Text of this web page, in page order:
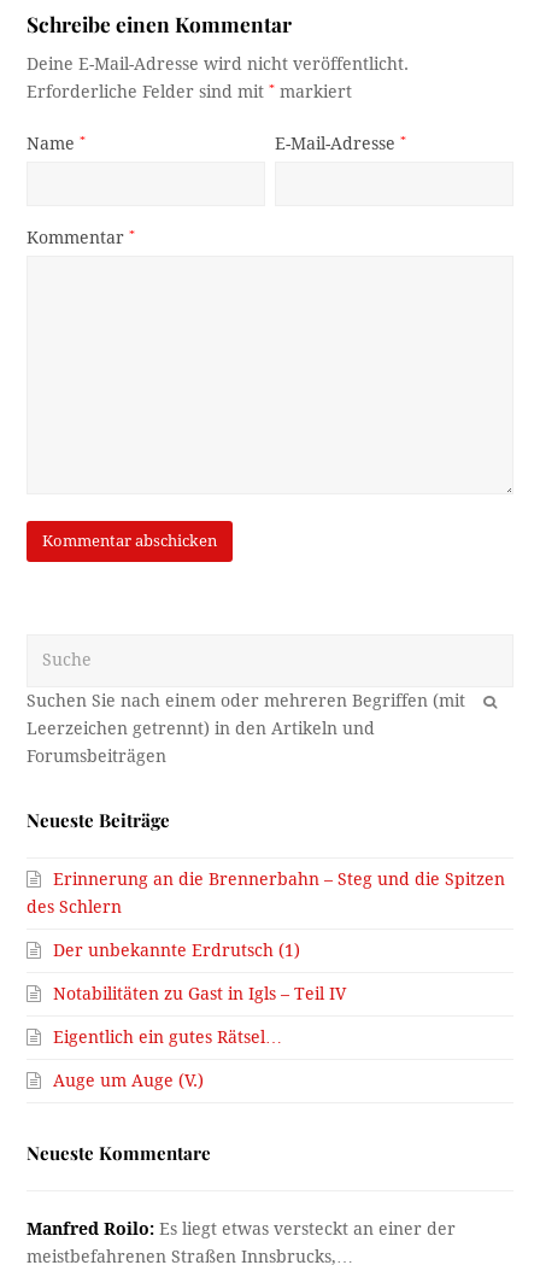
Schreibe einen Kommentar
Deine E-Mail-Adresse wird nicht veröffentlicht.
Erforderliche Felder sind mit* markiert
Name* E-Mail-Adresse*
Kommentar*
OK
Neueste Beiträge
Erinnerung an die Brennerbahn – Steg und die Spitzen
des Schlern
Der unbekannte Erdrutsch (1)
Notabilitäten zu Gast in Igls – Teil IV
Eigentlich ein gutes Rätsel…
Auge um Auge (V.)
Neueste Kommentare
Manfred Roilo: Es liegt etwas versteckt an einer der
meistbefahrenen Straßen Innsbrucks,…